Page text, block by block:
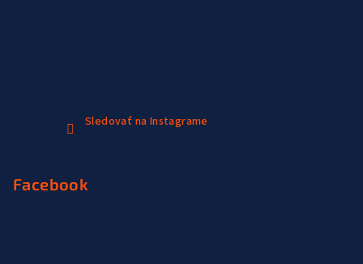
Sledovať na Instagrame
Facebook